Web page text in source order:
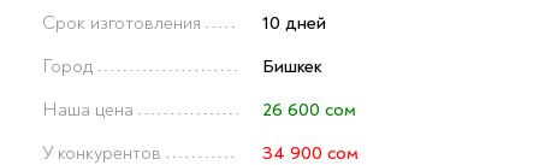
Срок изготовления
10 дней
Город
Бишкек
Наша цена
26 600 сом
У конкурентов
34 900 сом